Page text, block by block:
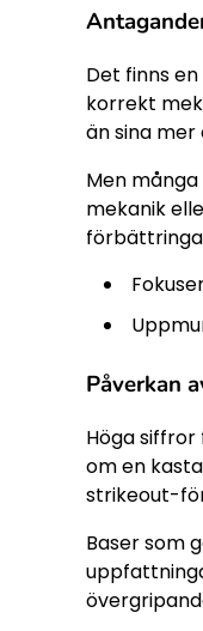
Det finns
korrekt
än sina
Men
mekanik
Påverkan
Höga
om en
strikeout-
Baser som